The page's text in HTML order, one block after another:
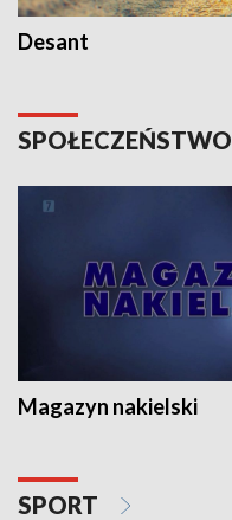
Desant
SPOŁECZEŃSTWO
Magazyn nakielski
SPORT